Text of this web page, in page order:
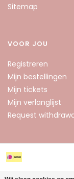
Sitemap
VOOR JOU
Registreren
Mijn bestellingen
Mijn tickets
Mijn verlanglijst
Request